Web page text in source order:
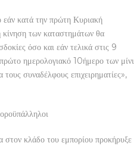
εάν κατά την πρώτη Κυριακή
κίνηση των καταστημάτων θα
όσο και εάν τελικά στις 9
ημερολογιακό 10ήμερο των μίνι
τους συναδέλφους επιχειρηματίες»,
στον κλάδο του εμπορίου προκήρυξε